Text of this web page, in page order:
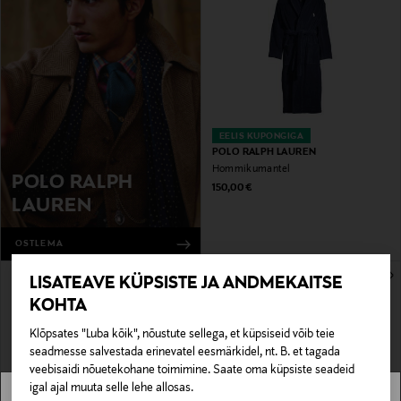
LISATEAVE KÜPSISTE JA ANDMEKAITSE
KOHTA
Klõpsates "Luba kõik", nõustute sellega, et küpsiseid võib teie
seadmesse salvestada erinevatel eesmärkidel, nt. B. et tagada
veebisaidi nõuetekohane toimimine. Saate oma küpsiste seadeid
igal ajal muuta selle lehe allosas.
POLO RALPH
LAUREN
OSTLEMA
EELIS KUPONGIGA
POLO RALPH LAUREN
Hommikumantel
Original Price
150,00 €